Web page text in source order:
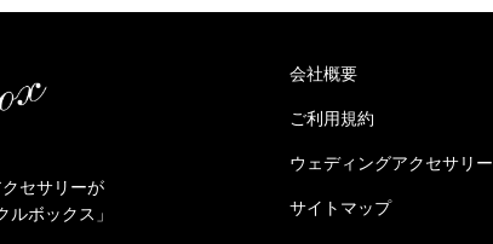
セサリーが
ボックス」
会社概要
ご利用規約
ウェディングアクセサリー
サイトマップ